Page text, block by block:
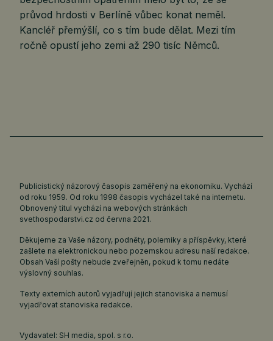
průvod hrdosti v Berlíně vůbec konat neměl.
Kancléř přemýšlí, co s tím bude dělat. Mezi tím
ročně opustí jeho zemi až 290 tisíc Němců.
Publicistický názorový časopis zaměřený na ekonomiku. Vychází
od roku 1959. Od roku 1998 časopis vycházel také na internetu.
Obnovený titul vychází na webových stránkách
svethospodarstvi.cz od června 2021.
Děkujeme za Vaše názory, podněty, polemiky a příspěvky, které
zašlete na elektronickou nebo pozemskou adresu naší redakce.
Obsah Vaší pošty nebude zveřejněn, pokud k tomu nedáte
výslovný souhlas.
Texty externích autorů vyjadřují jejich stanoviska a nemusí
vyjadřovat stanoviska redakce.
Vydavatel: SH media, spol. s r.o.